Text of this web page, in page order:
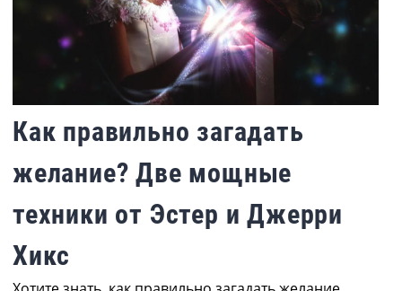
Как правильно загадать
желание? Две мощные
техники от Эстер и Джерри
Хикс